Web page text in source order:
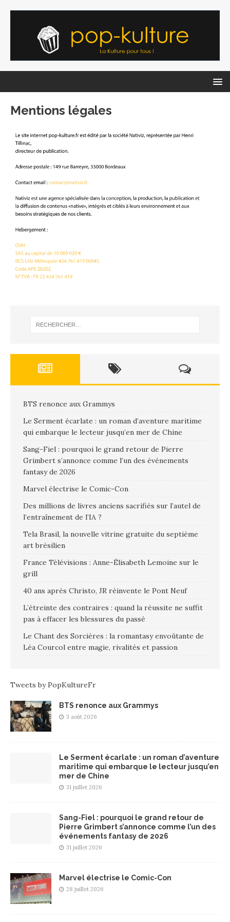
Mentions légales
BTS renonce aux Grammys
Le Serment écarlate : un roman d’aventure maritime
qui embarque le lecteur jusqu’en mer de Chine
Sang-Fiel : pourquoi le grand retour de Pierre
Grimbert s’annonce comme l’un des événements
fantasy de 2026
Marvel électrise le Comic-Con
Des millions de livres anciens sacrifiés sur l’autel de
l’entraînement de l’IA ?
Tela Brasil, la nouvelle vitrine gratuite du septième
art brésilien
France Télévisions : Anne-Élisabeth Lemoine sur le
grill
40 ans après Christo, JR réinvente le Pont Neuf
L’étreinte des contraires : quand la réussite ne suffit
pas à effacer les blessures du passé
Le Chant des Sorcières : la romantasy envoûtante de
Léa Courcol entre magie, rivalités et passion
Tweets by PopKultureFr
BTS renonce aux Grammys
3 août 2026
Le Serment écarlate : un roman d’aventure
maritime qui embarque le lecteur jusqu’en
mer de Chine
31 juillet 2026
Sang-Fiel : pourquoi le grand retour de
Pierre Grimbert s’annonce comme l’un des
événements fantasy de 2026
31 juillet 2026
Marvel électrise le Comic-Con
28 juillet 2026